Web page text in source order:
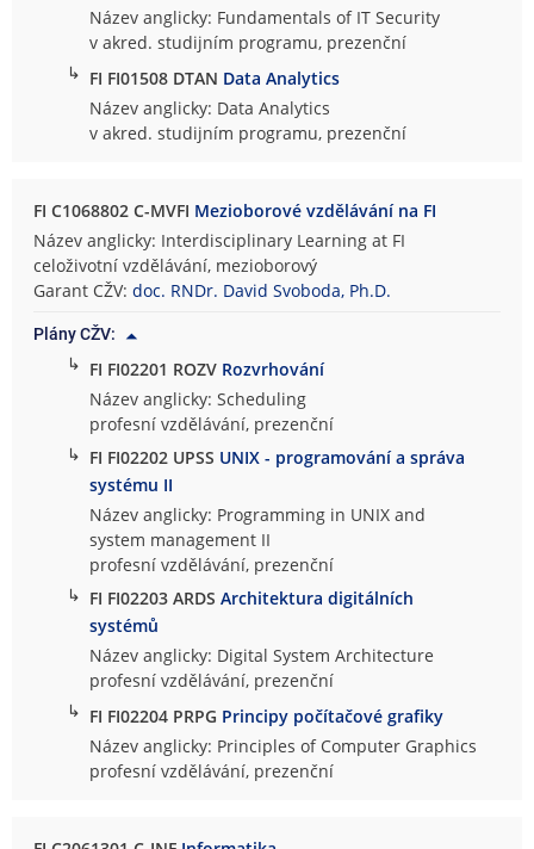
Název anglicky: Fundamentals of IT Security
v akred. studijním programu, prezenční
↳ FI FI01508 DTAN Data Analytics
Název anglicky: Data Analytics
v akred. studijním programu, prezenční
FI C1068802 C-MVFI Mezioborové vzdělávání na FI
Název anglicky: Interdisciplinary Learning at FI
celoživotní vzdělávání, mezioborový
Garant CŽV:doc. RNDr. David Svoboda, Ph.D.
Plány CŽV:
↳ FI FI02201 ROZV Rozvrhování
Název anglicky: Scheduling
profesní vzdělávání, prezenční
↳ FI FI02202 UPSS UNIX - programování a správa
systému II
Název anglicky: Programming in UNIX and
system management II
profesní vzdělávání, prezenční
↳ FI FI02203 ARDSArchitektura digitálních
systémů
Název anglicky: Digital System Architecture
profesní vzdělávání, prezenční
↳ FI FI02204 PRPG Principy počítačové grafiky
Název anglicky: Principles of Computer Graphics
profesní vzdělávání, prezenční